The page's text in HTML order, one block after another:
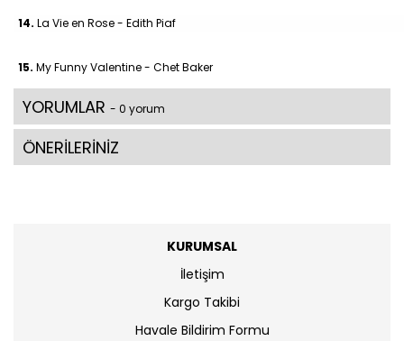
14. La Vie en Rose - Edith Piaf
15. My Funny Valentine - Chet Baker
YORUMLAR - 0 yorum
ÖNERİLERİNİZ
KURUMSAL
İletişim
Kargo Takibi
Havale Bildirim Formu